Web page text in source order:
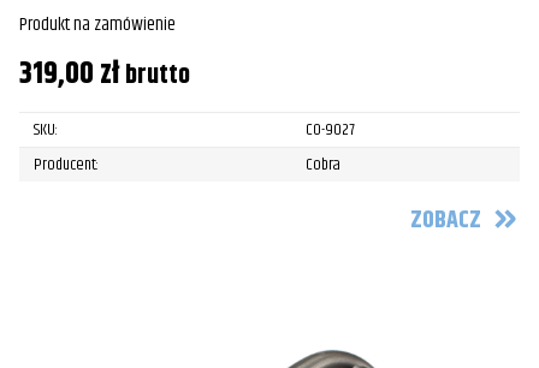
Produkt na zamówienie
319,00złbrutto
SKU:
CO-9027
Producent:
Cobra
ZOBACZ